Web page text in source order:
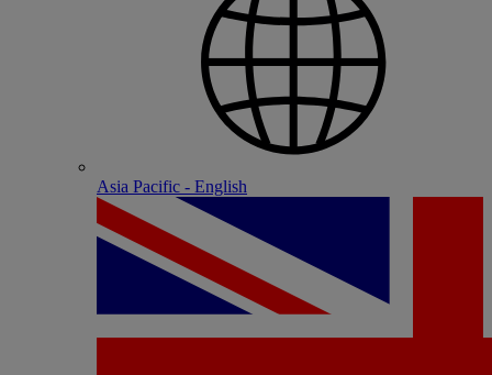
Asia Pacific - English